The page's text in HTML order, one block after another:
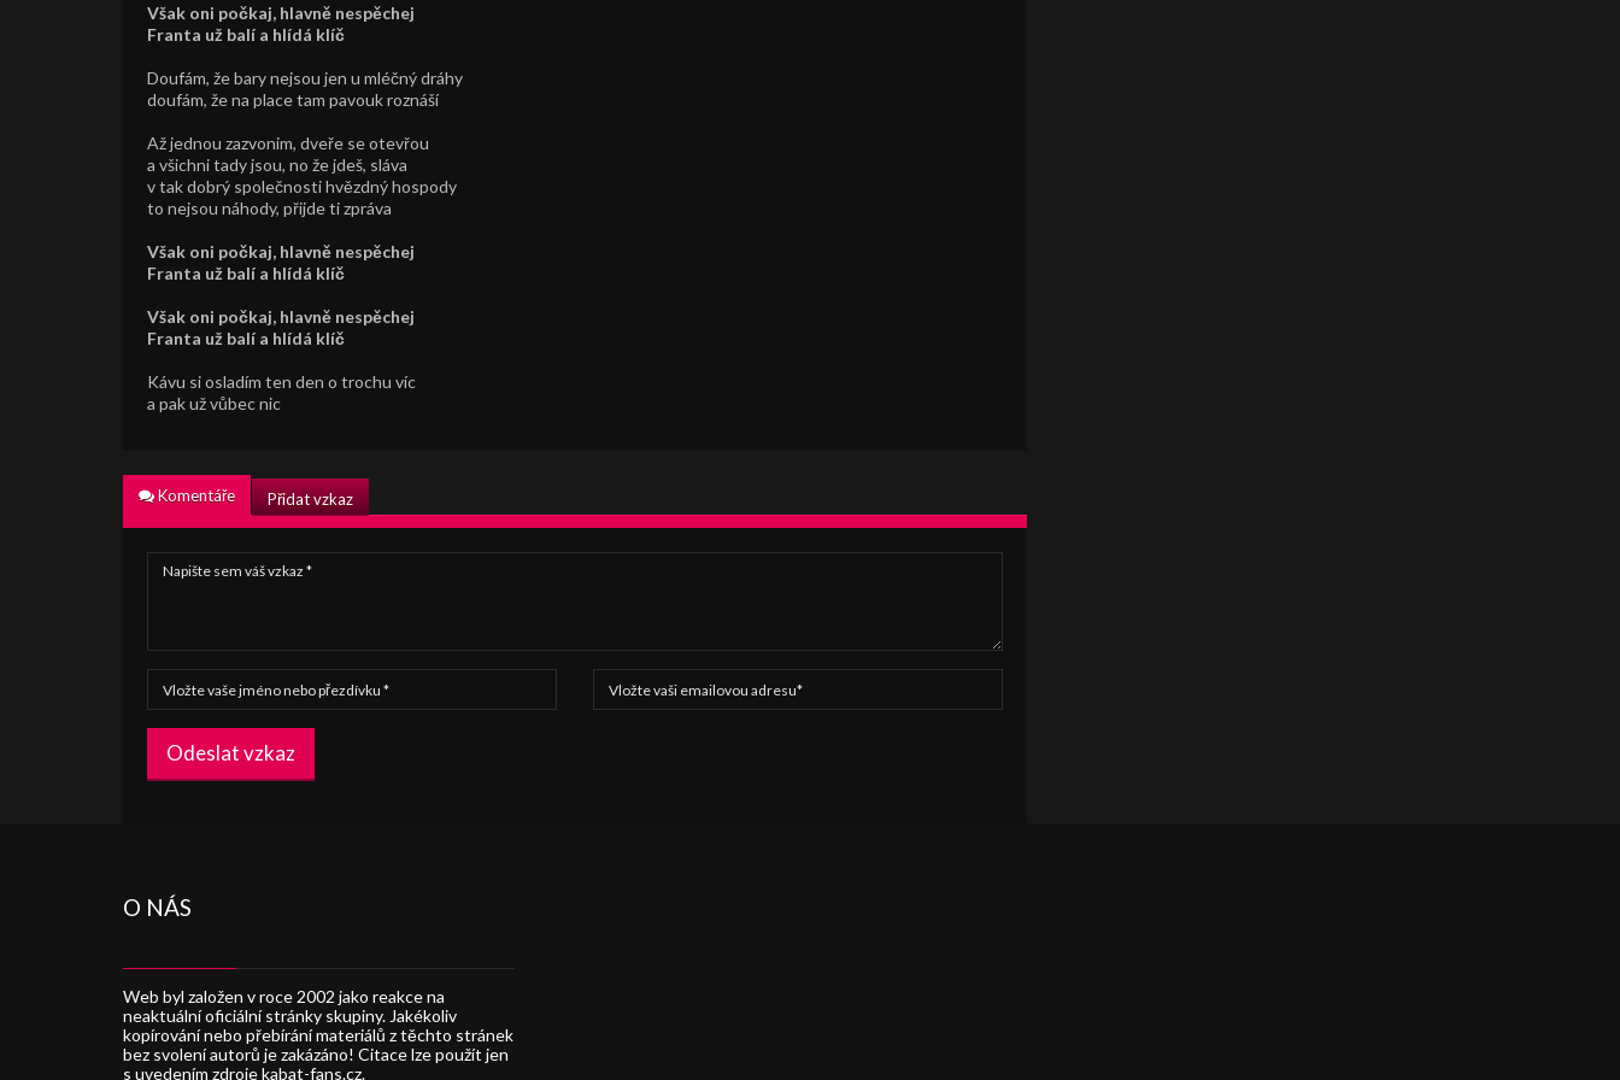
Však oni počkaj, hlavně nespěchej
Franta už balí a hlídá klíč
Doufám, že bary nejsou jen u mléčný dráhy
doufám, že na place tam pavouk roznáší
Až jednou zazvonim, dveře se otevřou
a všichni tady jsou, no že jdeš, sláva
v tak dobrý společnosti hvězdný hospody
to nejsou náhody, přijde ti zpráva
Však oni počkaj, hlavně nespěchej
Franta už balí a hlídá klíč
Však oni počkaj, hlavně nespěchej
Franta už balí a hlídá klíč
Kávu si osladím ten den o trochu víc
a pak už vůbec nic
Komentáře Přidat vzkaz
Odeslat vzkaz
O NÁS
Web byl založen v roce 2002 jako reakce na
neaktuální oficiální stránky skupiny. Jakékoliv
kopírování nebo přebírání materiálů z těchto stránek
bez svolení autorů je zakázáno! Citace lze použít jen
s uvedením zdroje kabat-fans.cz.